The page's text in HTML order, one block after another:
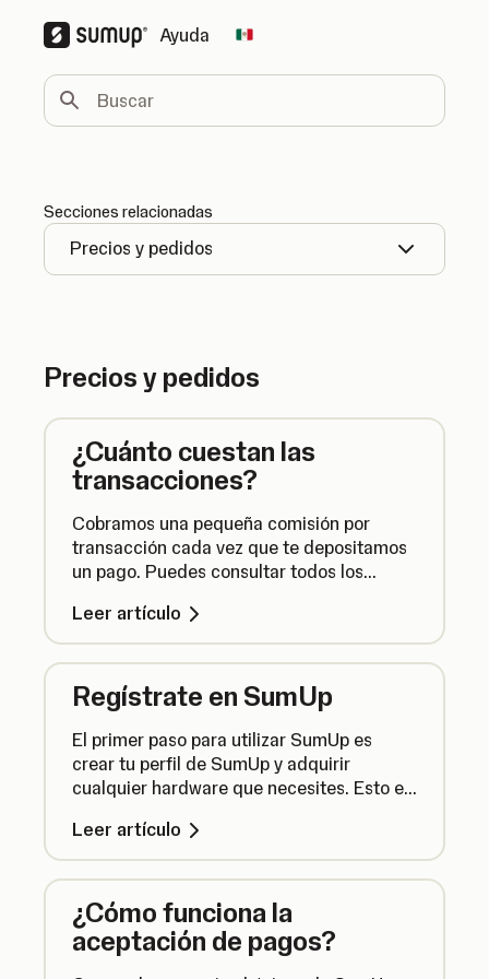
Ayuda Change country
Buscar
Secciones relacionadas
Precios y pedidos
Precios y pedidos
¿Cuánto cuestan las
transacciones?
Cobramos una pequeña comisión por
transacción cada vez que te depositamos
un pago. Puedes consultar todos los
aplica SumUp aquí.
Leer artículo
Regístrate en SumUp
El primer paso para utilizar SumUp es
crear tu perfil de SumUp y adquirir
cualquier hardware que necesites. Esto es
Leer artículo
¿Cómo funciona la
aceptación de pagos?